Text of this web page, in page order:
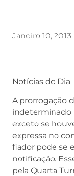
Janeiro 10, 2013
Notícias do Dia
A prorrogação
indeterminado
exceto se
expressa no
fiador pode se
notificação.
pela Quarta